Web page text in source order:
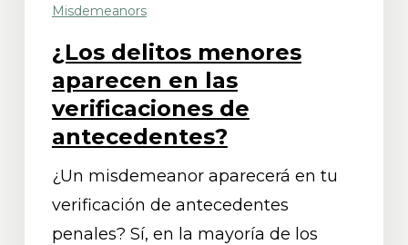
Misdemeanors
¿Los delitos menores
aparecen en las
verificaciones de
antecedentes?
¿Un misdemeanor aparecerá en tu
verificación de antecedentes
penales? Sí, en la mayoría de los